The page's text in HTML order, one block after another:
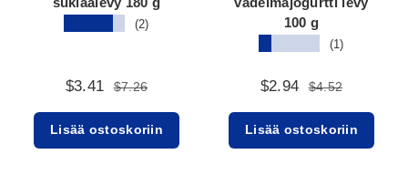
(2)
$3.41 $7.26
Lisää ostoskoriin
100 g
(1)
$2.94 $4.52
Lisää ostoskoriin